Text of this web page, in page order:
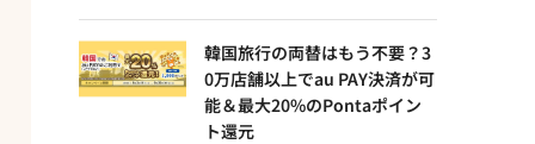
韓国旅行の両替はもう不要？3
0万店舗以上でau PAY決済が可
能＆最大20%のPontaポイン
ト還元